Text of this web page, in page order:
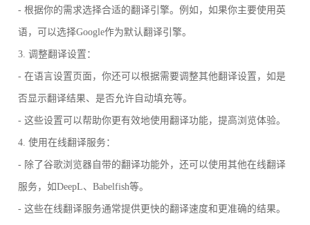
- 根据你的需求选择合适的翻译引擎。例如，如果你主要使用英
语，可以选择Google作为默认翻译引擎。
3. 调整翻译设置：
- 在语言设置页面，你还可以根据需要调整其他翻译设置，如是
否显示翻译结果、是否允许自动填充等。
- 这些设置可以帮助你更有效地使用翻译功能，提高浏览体验。
4. 使用在线翻译服务：
- 除了谷歌浏览器自带的翻译功能外，还可以使用其他在线翻译
服务，如DeepL、Babelfish等。
- 这些在线翻译服务通常提供更快的翻译速度和更准确的结果。